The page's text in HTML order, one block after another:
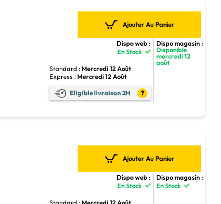
Ajouter Au Panier
Dispo web :
En Stock
Standard : Mercredi 12 Août
Express : Mercredi 12 Août
Eligible livraison 2H ?
Dispo magasin :
Disponible
mercredi 12
août
Ajouter Au Panier
Dispo web :
En Stock
Standard : Mercredi 12 Août
Dispo magasin :
En Stock